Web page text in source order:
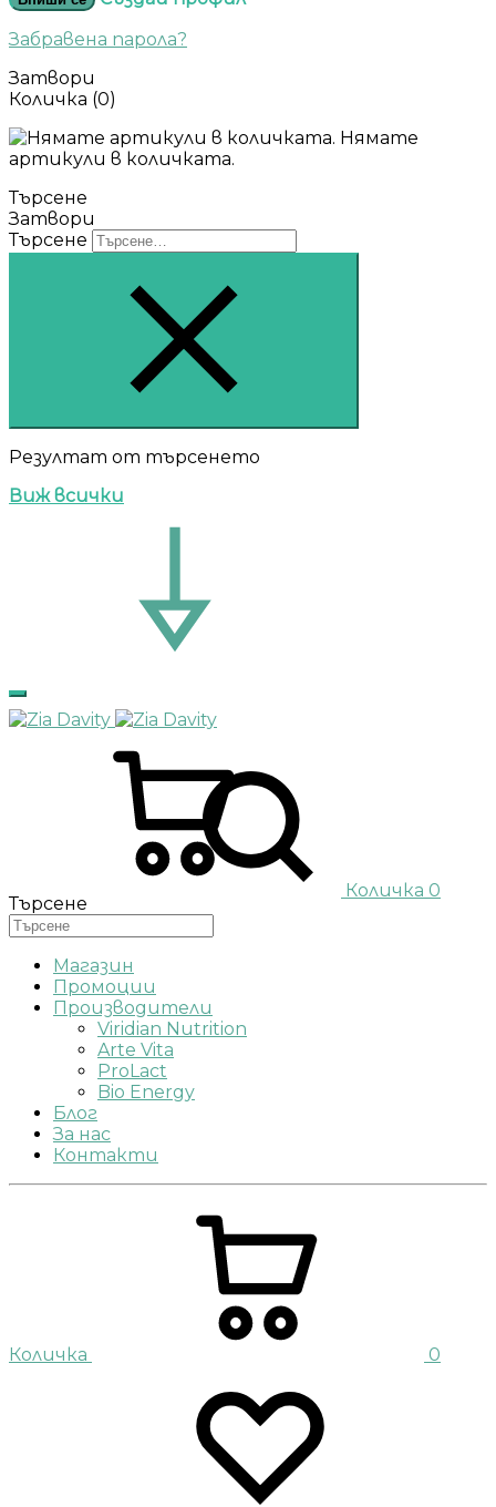
Забравена парола?
Затвори
Количка (0)
Нямате
артикули в количката.
Търсене
Затвори
Търсене
Резултат от търсенето
Виж всички
Количка 0
Търсене
Магазин
Промоции
Производители
Viridian Nutrition
Arte Vita
ProLact
Bio Energy
Блог
За нас
Контакти
Количка 0